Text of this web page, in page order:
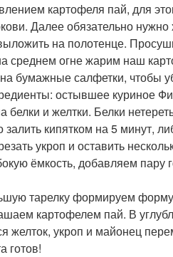
картофеля пай, для
Далее обязательно
на полотенце.
среднем огне жарим наш
бумажные салфетки, чтобы
остывшее куриное
белки и желтки. Белки
кипятком на 5 минут,
укроп и оставить
ёмкость, добавляем пару
тарелку формируем
картофелем пай. В
желток, укроп и майонец
готов!